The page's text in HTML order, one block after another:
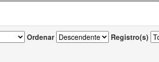
Ordenar Registro(s)